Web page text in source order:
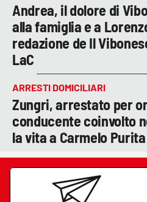
Andrea, il dolore di
alla famiglia e a
redazione de Il
LaC
ARRESTI DOMICILIARI
Zungri, arrestato per
conducente coinvolto
la vita a Carmelo Purita